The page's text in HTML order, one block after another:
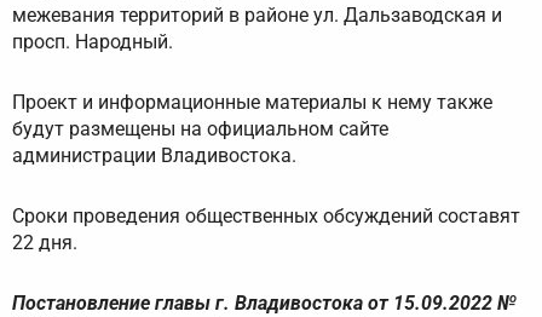
межевания территорий в районе ул. Дальзаводская и
просп. Народный.
Проект и информационные материалы к нему также
будут размещены на официальном сайте
администрации Владивостока.
Сроки проведения общественных обсуждений составят
22 дня.
Постановление главы г. Владивостока от 15.09.2022 №